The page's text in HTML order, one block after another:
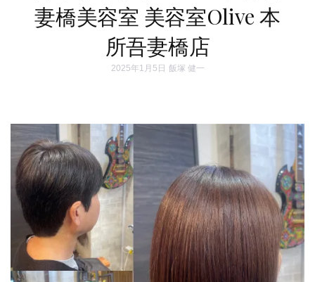
妻橋美容室 美容室Olive 本
所吾妻橋店
2025年1月5日 飯塚 健一